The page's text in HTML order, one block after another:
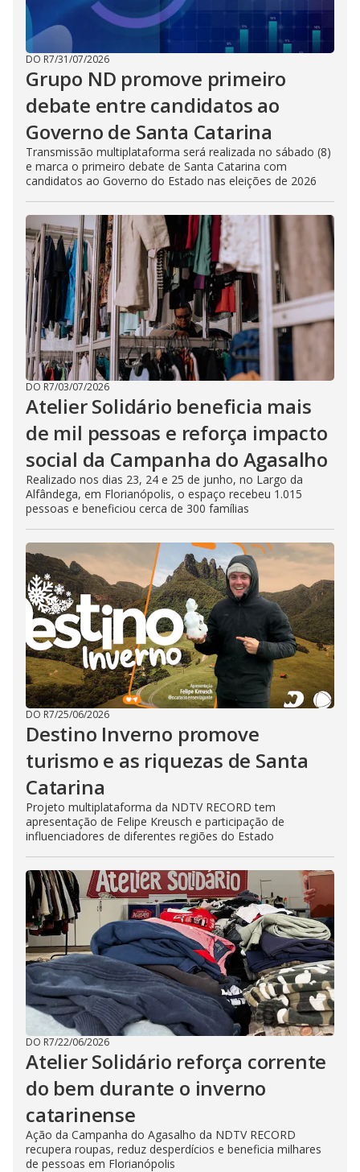
DO R7/31/07/2026
Grupo ND promove primeiro
debate entre candidatos ao
Governo de Santa Catarina
Transmissão multiplataforma será realizada no sábado (8)
e marca o primeiro debate de Santa Catarina com
candidatos ao Governo do Estado nas eleições de 2026
DO R7/03/07/2026
Atelier Solidário beneficia mais
de mil pessoas e reforça impacto
social da Campanha do Agasalho
Realizado nos dias 23, 24 e 25 de junho, no Largo da
Alfândega, em Florianópolis, o espaço recebeu 1.015
pessoas e beneficiou cerca de 300 famílias
DO R7/25/06/2026
Destino Inverno promove
turismo e as riquezas de Santa
Catarina
Projeto multiplataforma da NDTV RECORD tem
apresentação de Felipe Kreusch e participação de
influenciadores de diferentes regiões do Estado
DO R7/22/06/2026
Atelier Solidário reforça corrente
do bem durante o inverno
catarinense
Ação da Campanha do Agasalho da NDTV RECORD
recupera roupas, reduz desperdícios e beneficia milhares
de pessoas em Florianópolis